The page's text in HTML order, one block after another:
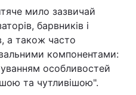
мило зазвичай
барвників і
а також часто
компонентами:
особливостей
та чутливішою".